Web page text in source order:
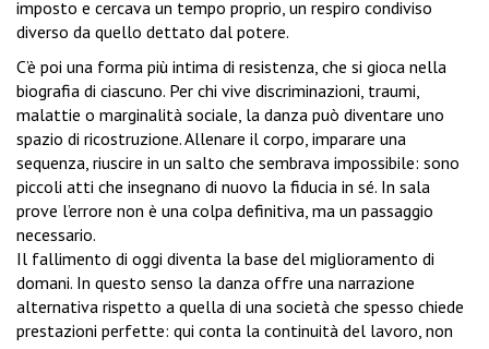
imposto e cercava un tempo proprio, un respiro condiviso
diverso da quello dettato dal potere.
C’è poi una forma più intima di resistenza, che si gioca nella
biografia di ciascuno. Per chi vive discriminazioni, traumi,
malattie o marginalità sociale, la danza può diventare uno
spazio di ricostruzione. Allenare il corpo, imparare una
sequenza, riuscire in un salto che sembrava impossibile: sono
piccoli atti che insegnano di nuovo la fiducia in sé. In sala
prove l’errore non è una colpa definitiva, ma un passaggio
necessario.
Il fallimento di oggi diventa la base del miglioramento di
domani. In questo senso la danza offre una narrazione
alternativa rispetto a quella di una società che spesso chiede
prestazioni perfette: qui conta la continuità del lavoro, non